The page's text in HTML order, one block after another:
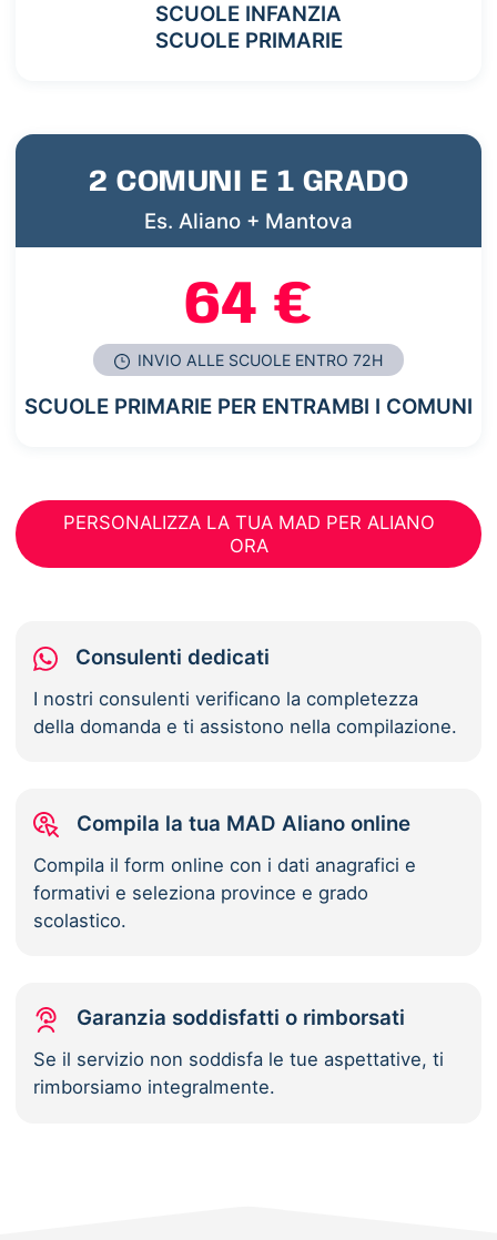
SCUOLE INFANZIA
SCUOLE PRIMARIE
2 COMUNI E 1 GRADO
Es. Aliano + Mantova
64 €
INVIO ALLE SCUOLE ENTRO 72H
SCUOLE PRIMARIE PER ENTRAMBI I COMUNI
PERSONALIZZA LA TUA MAD PER ALIANO
ORA
Consulenti dedicati
I nostri consulenti verificano la completezza
della domanda e ti assistono nella compilazione.
Compila la tua MAD Aliano online
Compila il form online con i dati anagrafici e
formativi e seleziona province e grado
scolastico.
Garanzia soddisfatti o rimborsati
Se il servizio non soddisfa le tue aspettative, ti
rimborsiamo integralmente.